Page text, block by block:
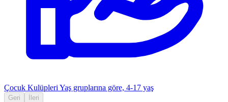
Çocuk Kulüpleri Yaş gruplarına göre, 4-17 yaş
Geri İleri